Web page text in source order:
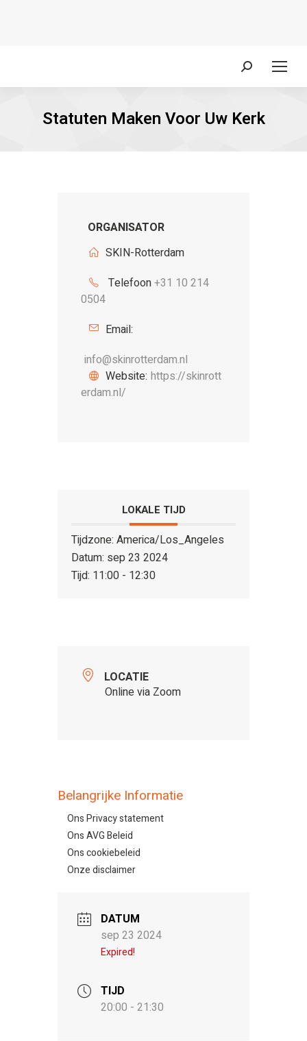
Zoeken:
Statuten Maken Voor Uw Kerk
ORGANISATOR
SKIN-Rotterdam
Telefoon+31 10 214
0504
Email:
info@skinrotterdam.nl
Website: https://skinrott
erdam.nl/
LOKALE TIJD
Tijdzone: America/Los_Angeles
Datum: sep 23 2024
Tijd: 11:00 - 12:30
LOCATIE
Online via Zoom
Belangrijke Informatie
Ons Privacy statement
Ons AVG Beleid
Ons cookiebeleid
Onze disclaimer
DATUM
sep 23 2024
Expired!
TIJD
20:00 - 21:30